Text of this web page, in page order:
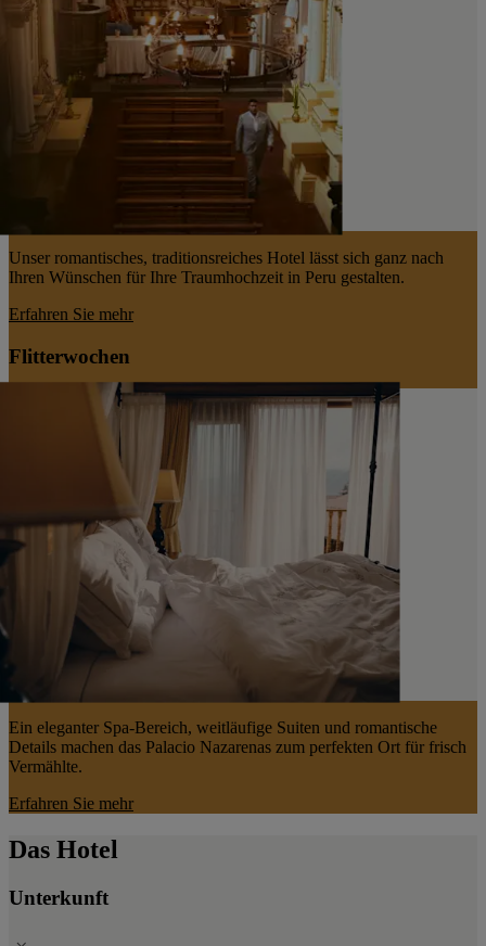
Unser romantisches, traditionsreiches Hotel lässt sich ganz nach
Ihren Wünschen für Ihre Traumhochzeit in Peru gestalten.
Erfahren Sie mehr
Flitterwochen
Ein eleganter Spa-Bereich, weitläufige Suiten und romantische
Details machen das Palacio Nazarenas zum perfekten Ort für frisch
Vermählte.
Erfahren Sie mehr
Das Hotel
Unterkunft